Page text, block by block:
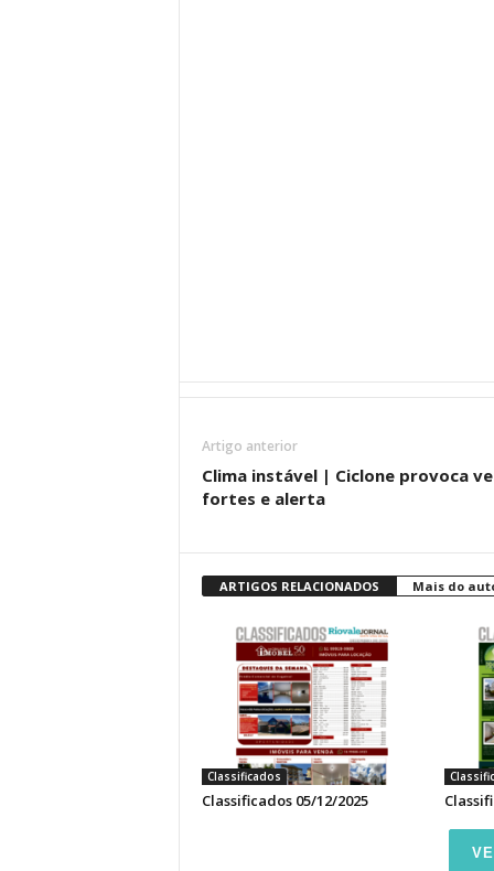
Artigo anterior
Clima instável | Ciclone provoca
fortes e alerta
ARTIGOS RELACIONADOS Mais do
Classificados
Classificados 05/12/2025